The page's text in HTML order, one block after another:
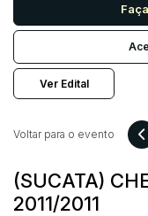
Ver Edital
(SUCATA)
2011/2011
Voltar para o evento